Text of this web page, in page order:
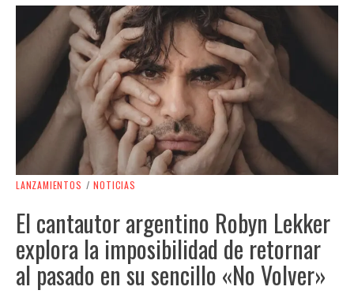
LANZAMIENTOS / NOTICIAS
El cantautor argentino Robyn Lekker
explora la imposibilidad de retornar
al pasado en su sencillo «No Volver»